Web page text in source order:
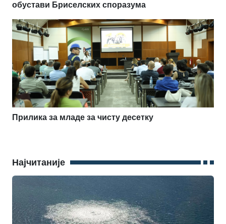
обустави Бриселских споразума
Прилика за младе за чисту десетку
Најчитаније